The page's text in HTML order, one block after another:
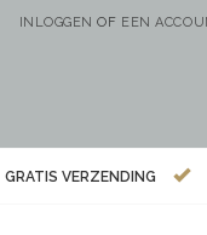
INLOGGEN OF EEN
GRATIS VERZENDING